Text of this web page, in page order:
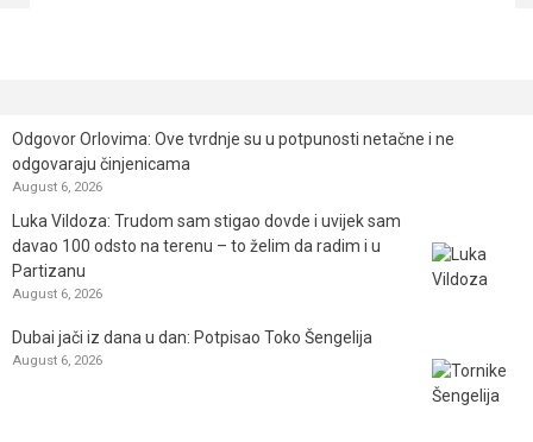
Odgovor Orlovima: ​Ove tvrdnje su u potpunosti netačne i ne
odgovaraju činjenicama
August 6, 2026
Luka Vildoza: Trudom sam stigao dovde i uvijek sam
davao 100 odsto na terenu – to želim da radim i u
Partizanu
August 6, 2026
Dubai jači iz dana u dan: Potpisao Toko Šengelija
August 6, 2026